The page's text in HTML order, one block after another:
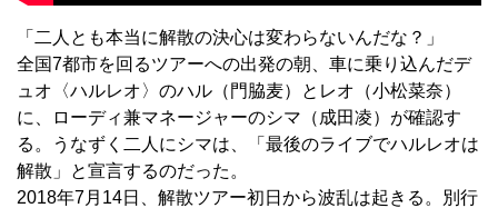
「二人とも本当に解散の決心は変わらないんだな？」
全国7都市を回るツアーへの出発の朝、車に乗り込んだデ
ュオ〈ハルレオ〉のハル（門脇麦）とレオ（小松菜奈）
に、ローディ兼マネージャーのシマ（成田凌）が確認す
る。うなずく二人にシマは、「最後のライブでハルレオは
解散」と宣言するのだった。
2018年7月14日、解散ツアー初日から波乱は起きる。別行